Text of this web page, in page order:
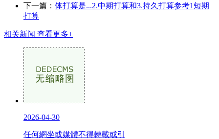
下一篇： 体打算是...2.中期打算和3.持久打算参考1短期
打算
相关新闻 查看更多+
2026-04-30
任何網坐或媒體不得轉載或引